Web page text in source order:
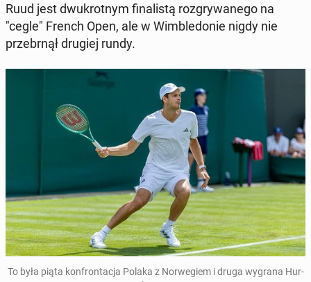
Ruud jest dwu­krot­nym fi­na­li­stą roz­gry­wa­ne­go na
"cegle" French Open, ale w Wim­ble­do­nie nigdy nie
prze­brnął drugiej rundy.
To była piąta kon­fron­ta­cja Polaka z Nor­we­giem i druga wygrana Hur­